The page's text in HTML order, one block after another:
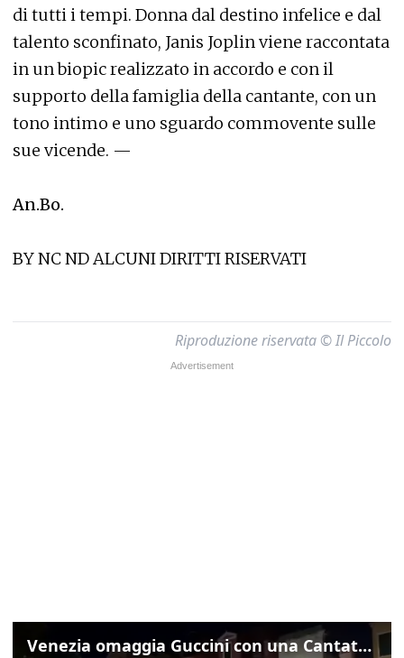
di tutti i tempi. Donna dal destino infelice e dal
talento sconfinato, Janis Joplin viene raccontata
in un biopic realizzato in accordo e con il
supporto della famiglia della cantante, con un
tono intimo e uno sguardo commovente sulle
sue vicende. —
An.Bo.
BY NC ND ALCUNI DIRITTI RISERVATI
Riproduzione riservata © Il Piccolo
Venezia omaggia Guccini con una Cantata Anarchica in campo Santa Margherita